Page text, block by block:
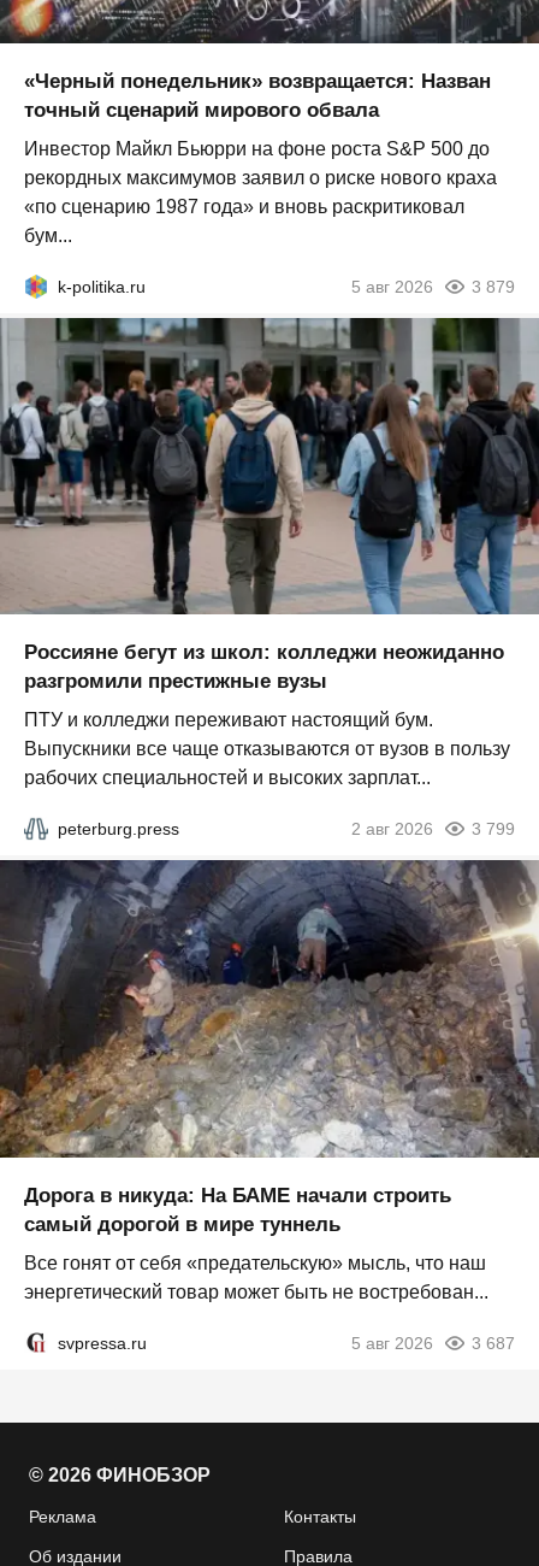
«Черный понедельник» возвращается: Назван
точный сценарий мирового обвала
Инвестор Майкл Бьюрри на фоне роста S&P 500 до
рекордных максимумов заявил о риске нового краха
«по сценарию 1987 года» и вновь раскритиковал
бум...
k-politika.ru 5 авг 2026 3 879
Россияне бегут из школ: колледжи неожиданно
разгромили престижные вузы
ПТУ и колледжи переживают настоящий бум.
Выпускники все чаще отказываются от вузов в пользу
рабочих специальностей и высоких зарплат...
peterburg.press 2 авг 2026 3 799
Дорога в никуда: На БАМЕ начали строить
самый дорогой в мире туннель
Все гонят от себя «предательскую» мысль, что наш
энергетический товар может быть не востребован...
svpressa.ru 5 авг 2026 3 687
© 2026 ФИНОБЗОР
Реклама Контакты
Об издании Правила